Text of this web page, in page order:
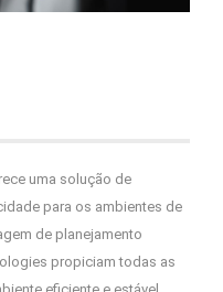
uma solução de
para os ambientes de
de planejamento
propiciam todas as